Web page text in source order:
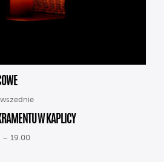
W KAPLICY
– 19.00